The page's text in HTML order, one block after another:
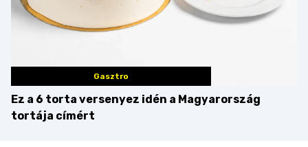
Gasztro
Ez a 6 torta versenyez idén a Magyarország
tortája címért